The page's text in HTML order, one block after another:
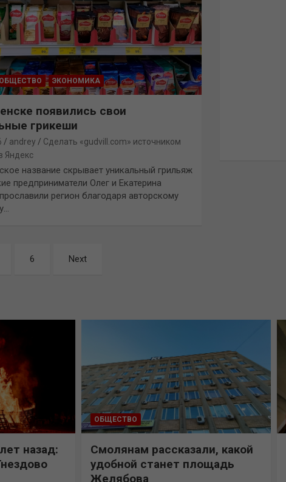
ОБЩЕСТВО ЭКОНОМИКА
появились свои
грикеши
andrey
Сделать «gudvill.com» источником
Яндекс
название скрывает уникальный грильяж
предприниматели Олег и Екатерина
регион благодаря авторскому
6 Next
назад:
ОБЩЕСТВО
Смолянам рассказали, какой
удобной станет площадь
Желябова